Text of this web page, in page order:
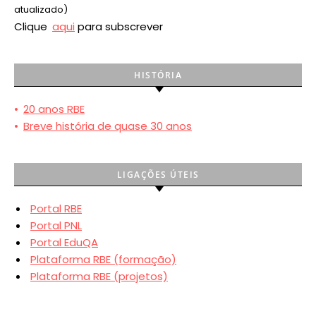
atualizado)
Clique aqui para subscrever
HISTÓRIA
• 20 anos RBE
• Breve história de quase 30 anos
LIGAÇÕES ÚTEIS
Portal RBE
Portal PNL
Portal EduQA
Plataforma RBE (formação)
Plataforma RBE (projetos)